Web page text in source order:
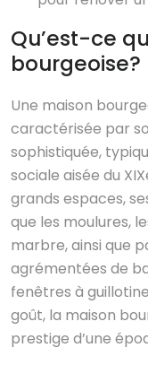
Qu’est-ce
bourgeoise?
Une maison
caractérisée par
sophistiquée,
sociale aisée du
grands espaces,
que les moulures,
marbre, ainsi que
agrémentées de
fenêtres à
goût, la maison
prestige d’une